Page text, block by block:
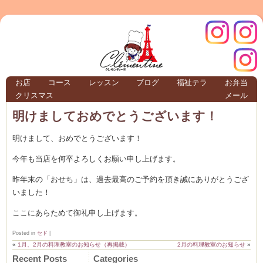
クレモンティーヌ – 新百合ヶ丘の料理教
お店 コース レッスン ブログ 福祉テラ
お弁当
クリスマス
メール
インス
クレモ
明けましておめでとうございます！
明けまして、おめでとうございます！
今年も当店を何卒よろしくお願い申し上げます。
昨年末の「おせち」は、過去最高のご予約を頂き誠にありがとうござ
いました！
ここにあらためて御礼申し上げます。
Posted in セド
« 1月、2月の料理教室のお知らせ（再掲載） 2月の料理教室のお知らせ »
Recent Posts Categories